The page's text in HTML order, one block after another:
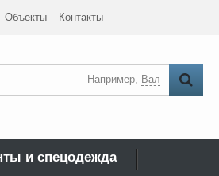
Объекты Контакты
Например, Вал
и спецодежда